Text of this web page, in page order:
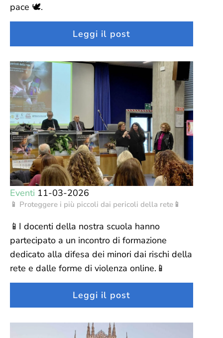
pace 🕊️.
Leggi il post
Eventi 11-03-2026
📱 Proteggere i più piccoli dai pericoli della rete📱
📱I docenti della nostra scuola hanno
partecipato a un incontro di formazione
dedicato alla difesa dei minori dai rischi della
rete e dalle forme di violenza online.📱
Leggi il post